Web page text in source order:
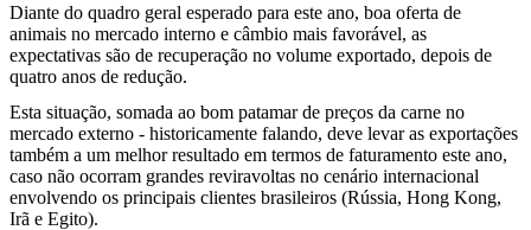
Diante do quadro geral esperado para este ano, boa oferta de
animais no mercado interno e câmbio mais favorável, as
expectativas são de recuperação no volume exportado, depois de
quatro anos de redução.
Esta situação, somada ao bom patamar de preços da carne no
mercado externo - historicamente falando, deve levar as exportações
também a um melhor resultado em termos de faturamento este ano,
caso não ocorram grandes reviravoltas no cenário internacional
envolvendo os principais clientes brasileiros (Rússia, Hong Kong,
Irã e Egito).